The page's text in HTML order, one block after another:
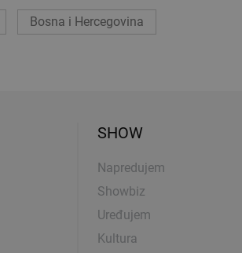
Bosna i Hercegovina
SHOW
Napredujem
Showbiz
Uređujem
Kultura